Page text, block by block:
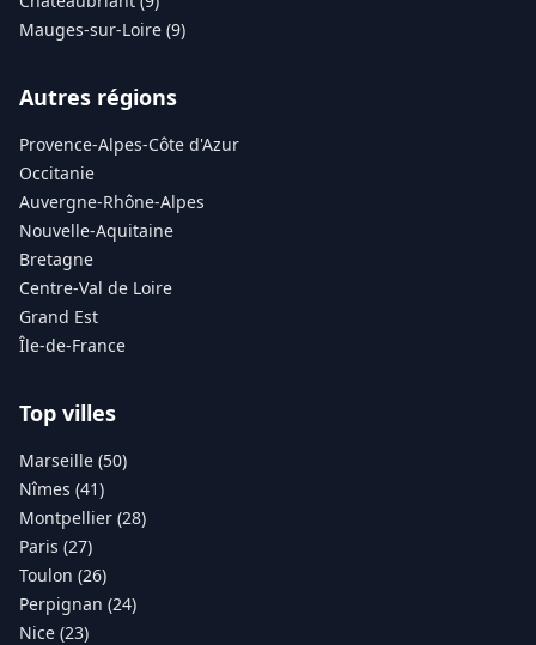
Mauges-sur-Loire (9)
Autres régions
Provence-Alpes-Côte d'Azur
Occitanie
Auvergne-Rhône-Alpes
Nouvelle-Aquitaine
Bretagne
Centre-Val de Loire
Grand Est
Île-de-France
Top villes
Marseille (50)
Nîmes (41)
Montpellier (28)
Paris (27)
Toulon (26)
Perpignan (24)
Nice (23)